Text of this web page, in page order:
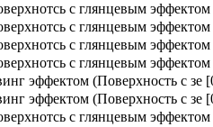
с глянцевым эффектом
с глянцевым эффектом
с глянцевым эффектом
с глянцевым эффектом
эффектом (Поверхность с зе
эффектом (Поверхность с зе
с глянцевым эффектом